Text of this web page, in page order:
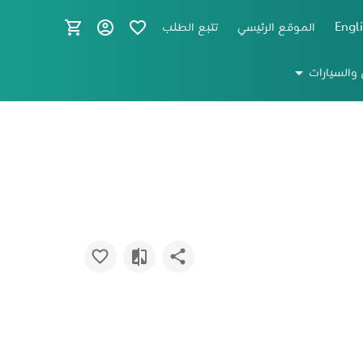
الموقع الرئيسي تتبع الطلب
والسيارات